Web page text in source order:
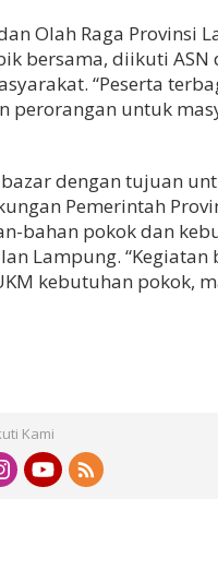
Olah Raga Provinsi
bersama, diikuti ASN
“Peserta
perorangan untuk
dengan tujuan
Pemerintah
bahan pokok dan
Lampung.
kebutuhan pokok,
Kami